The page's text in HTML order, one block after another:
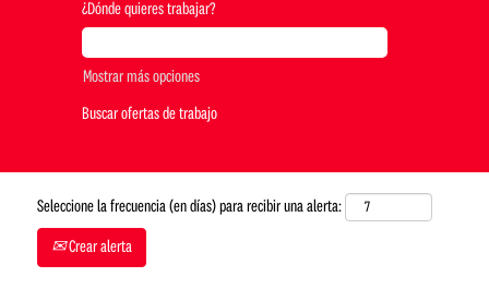
¿Dónde quieres trabajar?
Mostrar más opciones
Seleccione la frecuencia (en días) para recibir una alerta:
Crear alerta